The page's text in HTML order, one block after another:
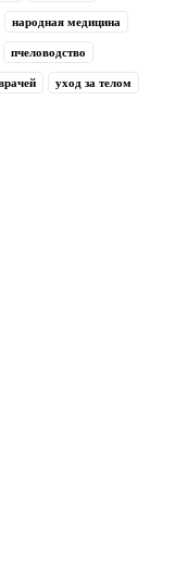
народная медицина
пчеловодство
уход за телом